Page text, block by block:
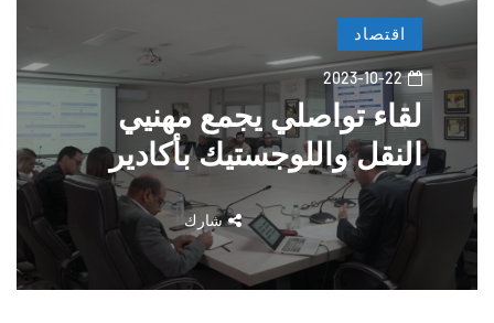
اقتصاد
2023-10-22
لقاء تواصلي يجمع مهنيي
النقل واللوجستيك بأكادير
شارك